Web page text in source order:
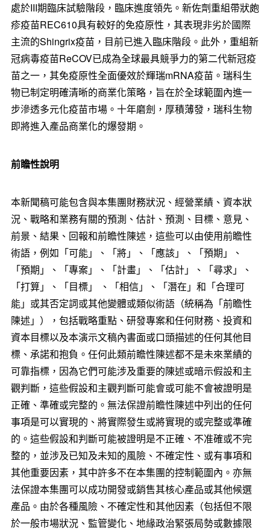
處於III期臨床試驗階段，臨床進度領先。新佐劑重組帶狀皰
疹疫苗REC610具有較好的免疫原性，其表現非劣於國際
主流的Shingrix疫苗，目前已進入臨床階段。此外，重組新
冠病毒疫苗ReCOV已成為全球最具競爭力的第二代新冠疫
苗之一，其免疫原性全面優效於輝瑞mRNA疫苗。瑞科生
物已制定明確清晰的商業化策略，旨在於全球範圍內進一
步滲透多元化疫苗市場。十年磨劍，厚積薄發，瑞科生物
即將進入產品商業化的爆發期。
前瞻性說明
本新聞稿可能包含與本集團財務狀況、經營業績、資本狀
況、戰略和業務有關的預測、估計、預測、目標、意見、
前景、結果、回報和前瞻性陳述，這些可以由使用前瞻性
術語，例如「可能」、「將」、「應該」、「預期」、
「預期」、「專案」、「計畫」、「估計」、「尋求」、
「打算」、「目標」 、「相信」、「潛在」和「合理可
能」或其否定詞或其他變體或類似術語（統稱為「前瞻性
陳述」），包括戰略重點、研發專案和任何財務、投資和
資本目標以及本演示文稿內書面或口頭描述的任何其他目
標、承諾和抱負。任何此類前瞻性陳述都不是未來業績的
可靠指標，因為它們可能涉及重要的陳述或暗示假設和主
觀判斷，這些假設和主觀判斷可能會或可能不會被證明是
正確、準確或完整的。無法保證前瞻性陳述中列出的任何
事項是可以實現的、將實際發生或將實現的或完整或準確
的。這些假設和判斷可能被證明是不正確、不准確或不完
整的，並涉及已知及未知的風險、不確定性、或有事項和
其他重要因素，其中許多不在本集團的控制範圍內。亦無
法保證本集團可以成功開發或銷售其核心產品或其他候選
產品。由於各種風險、不確定性和其他因素（包括但不限
於一般市場狀況、監管變化、地緣政治緊張局勢或數據限